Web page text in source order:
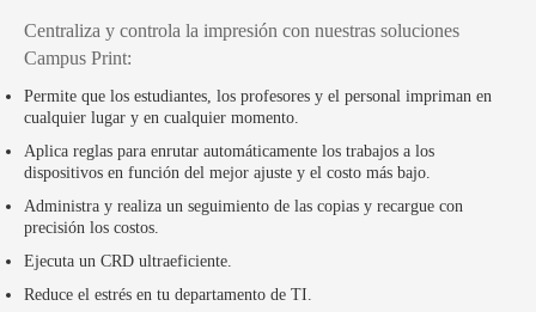
Centraliza y controla la impresión con nuestras soluciones
Campus Print:
Permite que los estudiantes, los profesores y el personal impriman en
cualquier lugar y en cualquier momento.
Aplica reglas para enrutar automáticamente los trabajos a los
dispositivos en función del mejor ajuste y el costo más bajo.
Administra y realiza un seguimiento de las copias y recargue con
precisión los costos.
Ejecuta un CRD ultraeficiente.
Reduce el estrés en tu departamento de TI.